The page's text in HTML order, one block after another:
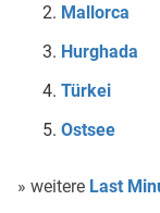
Mallorca
Hurghada
Türkei
Ostsee
» weitere Last